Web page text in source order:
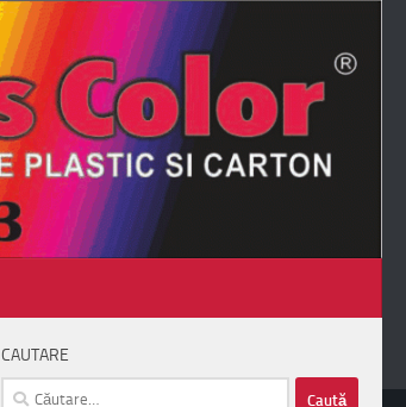
CAUTARE
Caută